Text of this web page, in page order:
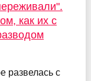
как их с
развелась с